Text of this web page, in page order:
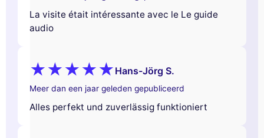
La visite était intéressante avec le Le guide
audio
Hans-Jörg S.
Meer dan een jaar geleden gepubliceerd
Alles perfekt und zuverlässig funktioniert